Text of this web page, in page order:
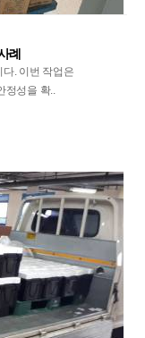
례
. 이번 작업은
정성을 확..